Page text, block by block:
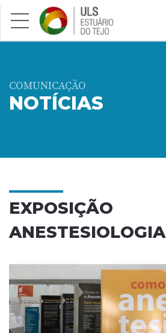
Saltar para conteúdo principal
COMUNICAÇÃO
NOTÍCIAS
EXPOSIÇÃO
ANESTESIOLOGIA